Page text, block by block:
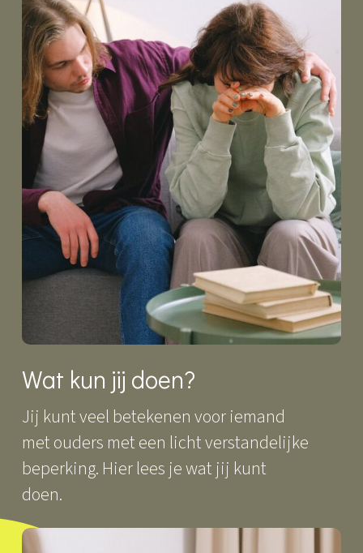
Wat kun jij doen?
Jij kunt veel betekenen voor iemand
met ouders met een licht verstandelijke
beperking. Hier lees je wat jij kunt
doen.
aging
cream